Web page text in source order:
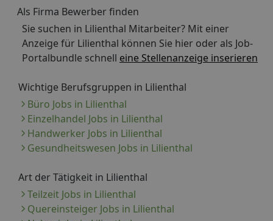
Als Firma Bewerber finden
Sie suchen in Lilienthal Mitarbeiter? Mit einer
Anzeige für Lilienthal können Sie hier oder als Job-
Portalbundle schnell eine Stellenanzeige inserieren
Wichtige Berufsgruppen in Lilienthal
Büro Jobs in Lilienthal
Einzelhandel Jobs in Lilienthal
Handwerker Jobs in Lilienthal
Gesundheitswesen Jobs in Lilienthal
Art der Tätigkeit in Lilienthal
Teilzeit Jobs in Lilienthal
Quereinsteiger Jobs in Lilienthal